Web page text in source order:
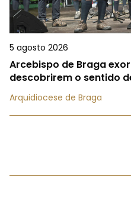
5 agosto 2026
Arcebispo de Braga
descobrirem o sentido
Arquidiocese de Braga